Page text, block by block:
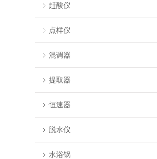
赶酸仪
点样仪
混调器
提取器
恒速器
脱水仪
水浴锅